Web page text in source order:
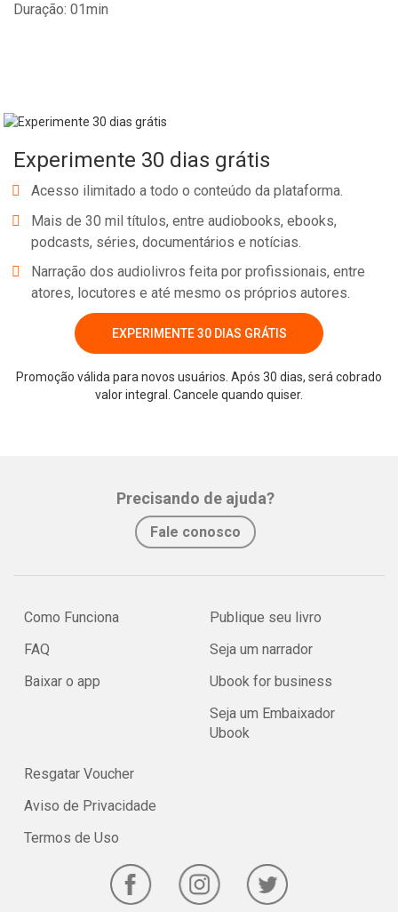
Duração: 01min
Experimente 30 dias grátis
Acesso ilimitado a todo o conteúdo da plataforma.
Mais de 30 mil títulos, entre audiobooks, ebooks,
podcasts, séries, documentários e notícias.
Narração dos audiolivros feita por profissionais, entre
atores, locutores e até mesmo os próprios autores.
EXPERIMENTE 30 DIAS GRÁTIS
Promoção válida para novos usuários. Após 30 dias, será cobrado
valor integral. Cancele quando quiser.
Precisando de ajuda?
Fale conosco
Como Funciona
FAQ
Baixar o app
Publique seu livro
Seja um narrador
Ubook for business
Seja um Embaixador
Ubook
Resgatar Voucher
Aviso de Privacidade
Termos de Uso